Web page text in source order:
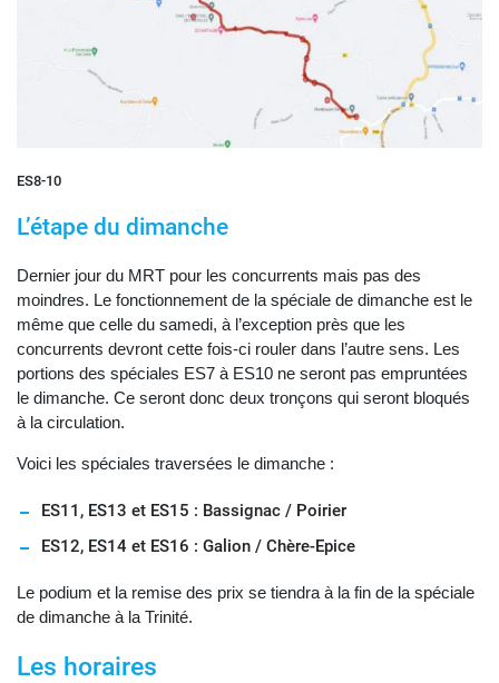
ES8-10
L’étape du dimanche
Dernier jour du MRT pour les concurrents mais pas des
moindres. Le fonctionnement de la spéciale de dimanche est le
même que celle du samedi, à l’exception près que les
concurrents devront cette fois-ci rouler dans l’autre sens. Les
portions des spéciales ES7 à ES10 ne seront pas empruntées
le dimanche. Ce seront donc deux tronçons qui seront bloqués
à la circulation.
Voici les spéciales traversées le dimanche :
ES11, ES13 et ES15 : Bassignac / Poirier
ES12, ES14 et ES16 : Galion / Chère-Epice
Le podium et la remise des prix se tiendra à la fin de la spéciale
de dimanche à la Trinité.
Les horaires